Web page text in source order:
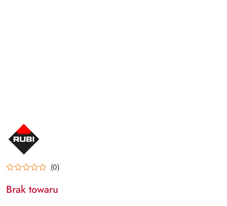
NAZWA
PRODUCENTA:
RUBI
(0)
Brak towaru